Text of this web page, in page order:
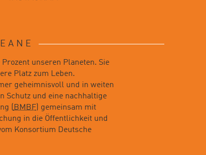
unseren Planeten. Sie
Platz zum Leben.
geheimnisvoll und in weiten
Schutz und eine nachhaltige
(
BMBF ) gemeinsam mit
in die Öffentlichkeit und
Konsortium Deutsche